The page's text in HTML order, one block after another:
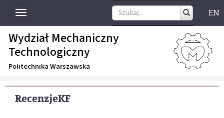
Toggle
navigation
EN
Wydział Mechaniczny
Technologiczny
Politechnika Warszawska
RecenzjeKF